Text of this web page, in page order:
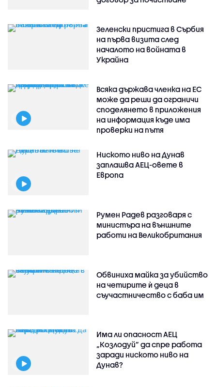
Зеленски пристига в Сърбия
на първа визита след
началото на войната в
Украйна
Всяка държава членка на ЕС
може да реши да ограничи
споделянето в приложения
на информация къде има
проверки на пътя
Ниското ниво на Дунав
заплашва АЕЦ-овете в
Европа
Румен Радев разговаря с
министъра на външните
работи на Великобритания
Обвиниха майка за убийство
на четирите ѝ деца в
съучастничество с баба им
Има ли опасност АЕЦ
„Козлодуй” да спре работа
заради ниското ниво на
Дунав?